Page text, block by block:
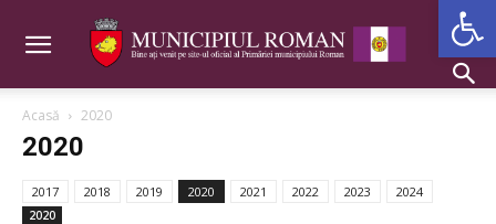
Acasă 2020
2020
2017 2018 2019 2020 2021 2022 2023 2024
2020